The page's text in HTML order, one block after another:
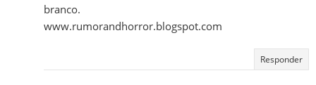
branco.
www.rumorandhorror.blogspot.com
Responder